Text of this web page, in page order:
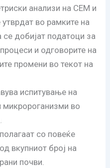
анализи на СЕМ и
во рамките на
се добијат податоци за
и одговорите на
промени во текот на
испитување на
микророганизми во
со повеќе
вкупниот број на
почви.